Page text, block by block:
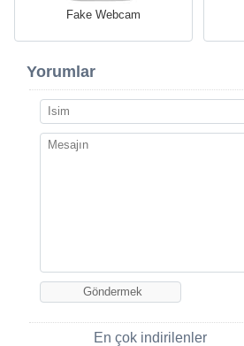
Fake Webcam
Yorumlar
En çok indirilenler